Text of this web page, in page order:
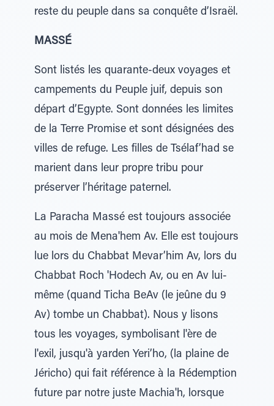
reste du peuple dans sa conquête d’Israël.
MASSÉ
Sont listés les quarante-deux voyages et
campements du Peuple juif, depuis son
départ d’Egypte. Sont données les limites
de la Terre Promise et sont désignées des
villes de refuge. Les filles de Tsélaf’had se
marient dans leur propre tribu pour
préserver l’héritage paternel.
La Paracha Massé est toujours associée
au mois de Mena'hem Av. Elle est toujours
lue lors du Chabbat Mevar’him Av, lors du
Chabbat Roch 'Hodech Av, ou en Av lui-
même (quand Ticha BeAv (le jeûne du 9
Av) tombe un Chabbat). Nous y lisons
tous les voyages, symbolisant l'ère de
l'exil, jusqu'à yarden Yeri’ho, (la plaine de
Jéricho) qui fait référence à la Rédemption
future par notre juste Machia'h, lorsque